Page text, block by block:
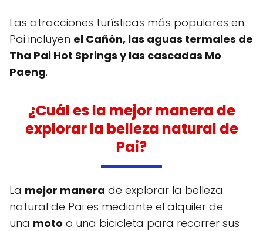
Las atracciones turísticas más populares en
Pai incluyen el Cañón, las aguas termales de
Tha Pai Hot Springs y las cascadas Mo
Paeng.
¿Cuál es la mejor manera de
explorar la belleza natural de
Pai?
La mejor manera de explorar la belleza
natural de Pai es mediante el alquiler de
una moto o una bicicleta para recorrer sus